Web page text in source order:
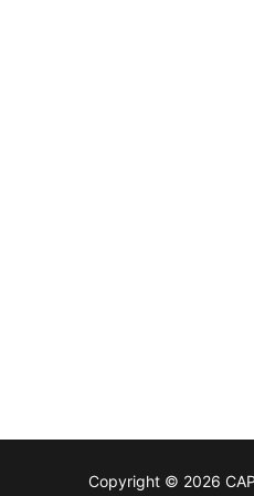
Copyright © 2026